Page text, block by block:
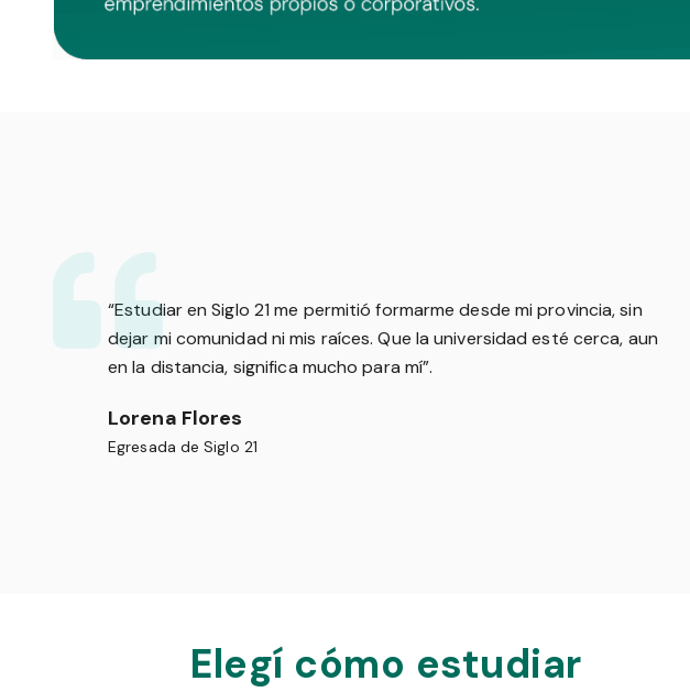
“Estudiar en Siglo 21 me permitió formarme desde mi provincia, sin
dejar mi comunidad ni mis raíces. Que la universidad esté cerca, aun
en la distancia, significa mucho para mí”.
Lorena Flores
Egresada de Siglo 21
Elegí cómo estudiar